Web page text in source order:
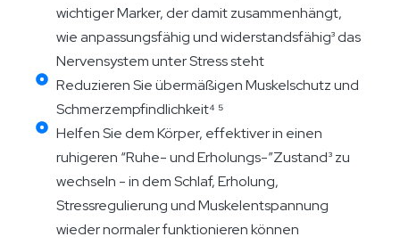
wichtiger Marker, der damit zusammenhängt,
wie anpassungsfähig und widerstandsfähig³ das
Nervensystem unter Stress steht
Reduzieren Sie übermäßigen Muskelschutz und
Schmerzempfindlichkeit⁴ ⁵
Helfen Sie dem Körper, effektiver in einen
ruhigeren “Ruhe- und Erholungs-”Zustand³ zu
wechseln - in dem Schlaf, Erholung,
Stressregulierung und Muskelentspannung
wieder normaler funktionieren können